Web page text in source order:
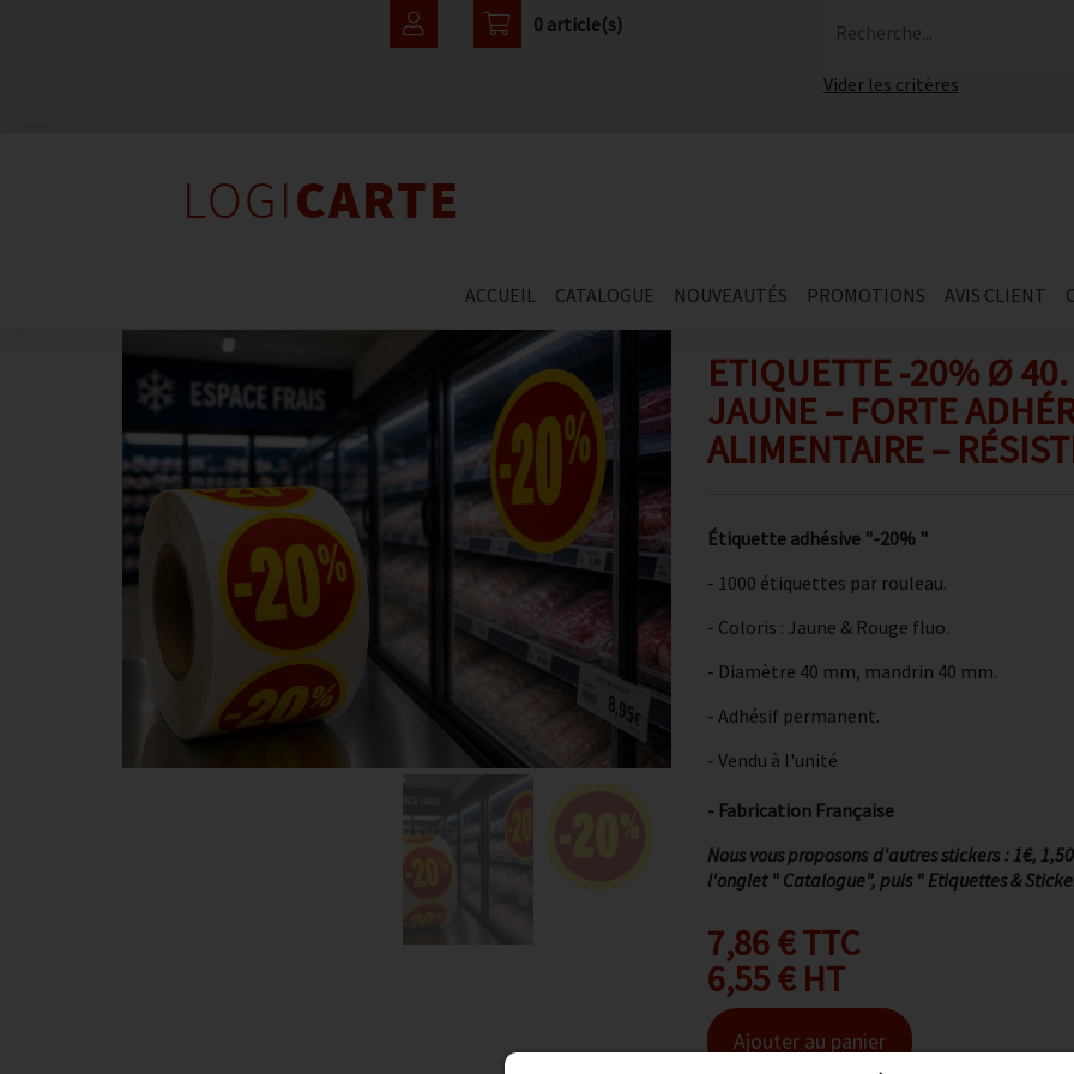
0 article(s) Recherche...
Vider les critères
ACCUEIL CATALOGUE NOUVEAUTÉS PROMOTIONS AVIS CLIENT
ETIQUETTE -20% Ø
JAUNE – FORTE
ALIMENTAIRE –
Étiquette adhésive "-20% "
- 1000 étiquettes par rouleau.
- Coloris : Jaune & Rouge fluo.
- Diamètre 40 mm, mandrin 40 mm.
- Adhésif permanent.
- Vendu à l'unité
- Fabrication Française
Nous vous proposons d'autres stickers : 1€,
l'onglet " Catalogue", puis " Etiquettes &
7,86 € TTC
6,55 € HT
Ajouter au panier